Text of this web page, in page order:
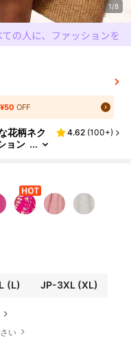
1/8
¥50 OFF
花柄ネク
ョン
用田舎
花柄ドレ
、女性用
ット、プ
ジックフ
デーア
クラブ、
4.62 (100+)
(L) JP-3XL(XL)
い